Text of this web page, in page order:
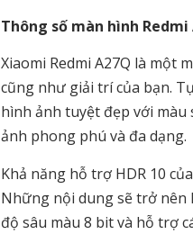
Thông số màn hình Redmi
Xiaomi Redmi A27Q là một
cũng như giải trí của bạn.
hình ảnh tuyệt đẹp với màu
ảnh phong phú và đa dạng.
Khả năng hỗ trợ HDR 10
Những nội dung sẽ trở nên
độ sâu màu 8 bit và hỗ trợ